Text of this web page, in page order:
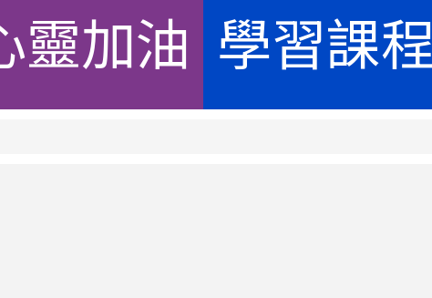
靈加油 學習課程